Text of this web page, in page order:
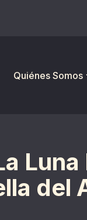
Quiénes Somos
Luna
del